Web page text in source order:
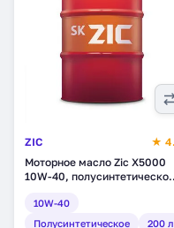
ZIC
★
Моторное масло Zic X5000
10W-40,
10W-40
Полусинтетическое
200 л